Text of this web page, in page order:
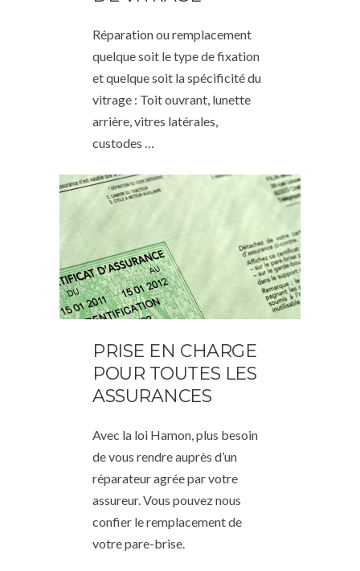
Réparation ou remplacement
quelque soit le type de fixation
et quelque soit la spécificité du
vitrage : Toit ouvrant, lunette
arrière, vitres latérales,
custodes …
PRISE EN CHARGE
POUR TOUTES LES
ASSURANCES
Avec la loi Hamon, plus besoin
de vous rendre auprès d’un
réparateur agrée par votre
assureur. Vous pouvez nous
confier le remplacement de
votre pare-brise.